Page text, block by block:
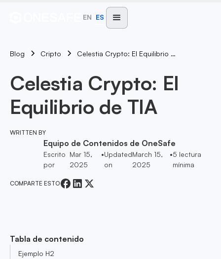
EN ES
Blog Cripto Celestia Crypto: El Equilibrio De TIA
Celestia Crypto: El
Equilibrio de TIA
WRITTEN BY
Equipo de Contenidos de OneSafe
Escrito
por
Mar 15,
2025
•Updated
on
March 15,
2025
•5 lectura
mínima
COMPARTE ESTO
Tabla de contenido
Ejemplo H2